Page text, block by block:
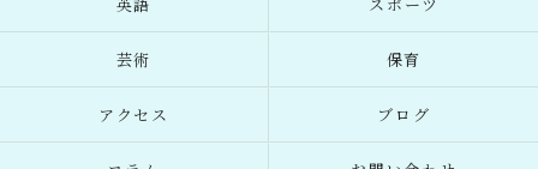
芸術 保育
アクセス ブログ